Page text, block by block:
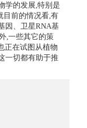
学的发展,特别是
目前的情况看,有
因、卫星RNA基
,一些其它的策
正在试图从植物
一切都有助于推